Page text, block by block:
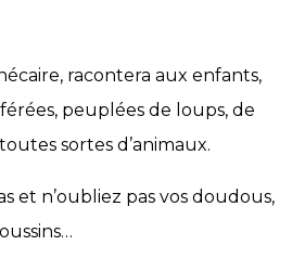
racontera aux enfants,
peuplées de loups, de
sortes d’animaux.
et n’oubliez pas vos doudous,